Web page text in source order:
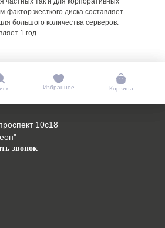
жесткого диска составляет
большого количества серверов.
1 год.
Избранное Корзина
10с18
звонок